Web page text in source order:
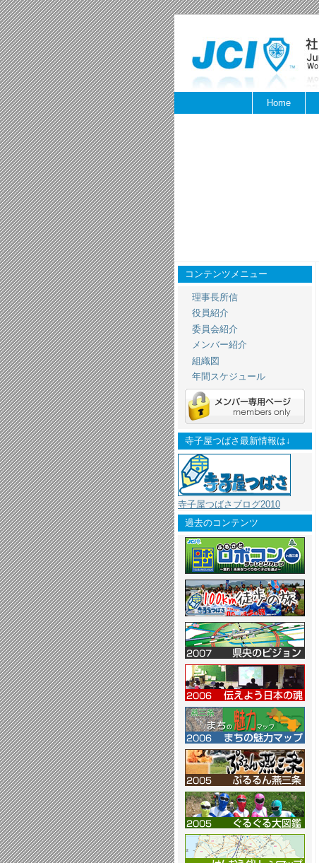
Home
コンテンツメニュー
理事長所信
役員紹介
委員会紹介
メンバー紹介
組織図
年間スケジュール
寺子屋つばさ最新情報は↓
寺子屋つばさブログ2010
過去のコンテンツ